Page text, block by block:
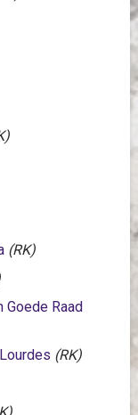
(RK)
Goede Raad
(RK)